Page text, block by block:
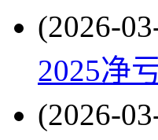
(2026-
2025净
(2026-